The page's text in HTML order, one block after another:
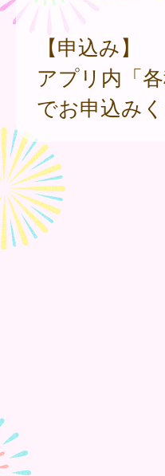
【申込み】
アプリ内「
でお申込みく